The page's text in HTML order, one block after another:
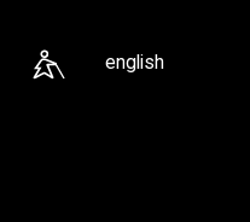
english